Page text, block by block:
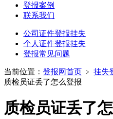
登报案例
联系我们
公司证件登报挂失
个人证件登报挂失
登报常见问题
当前位置： 登报网首页 ﹥ 挂失
质检员证丢了怎么登报
质检员证丢了